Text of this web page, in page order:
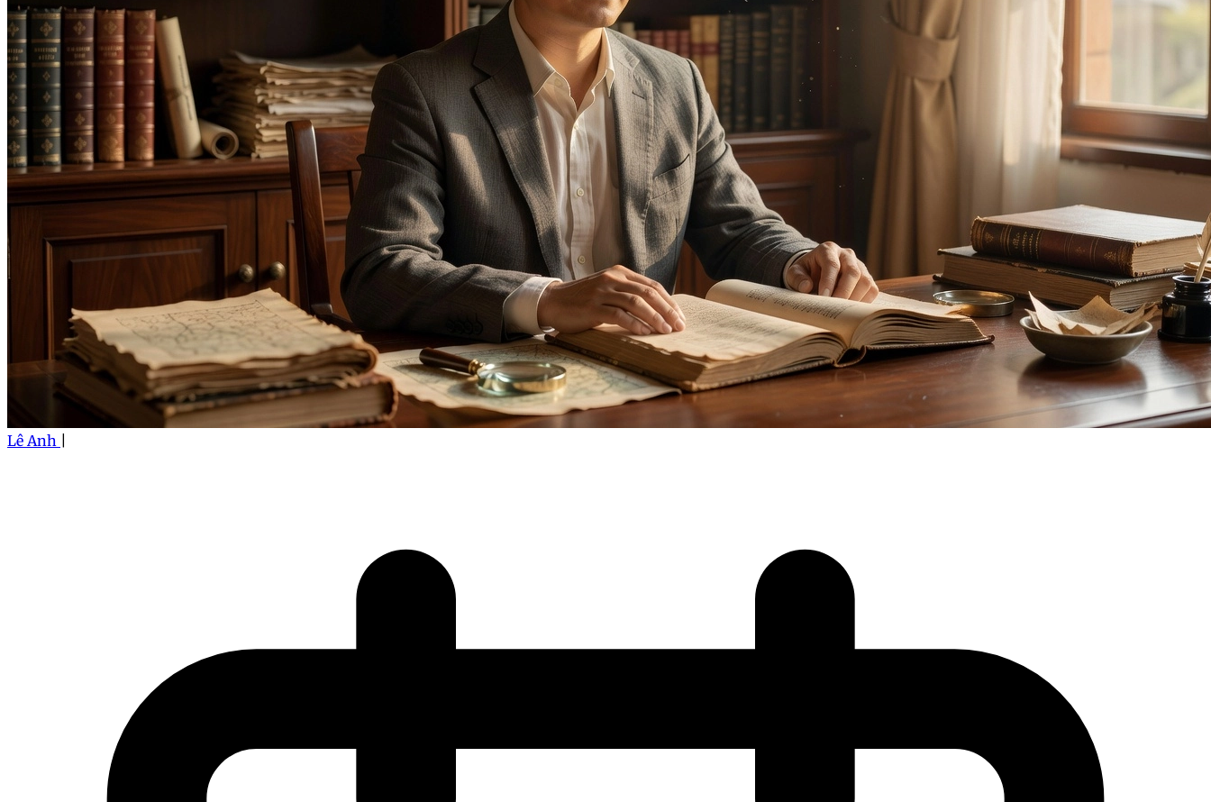
Lê Anh